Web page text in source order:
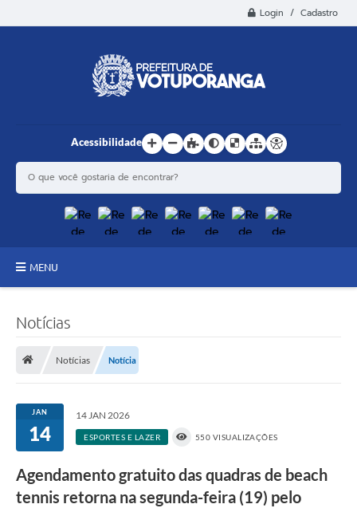
Login / Cadastro
Acessibilidade
MENU
A História
Notícias
Diário Oficial
Notícias
Notícias Notícia
JAN
14
14 JAN 2026
ESPORTES E LAZER 550 VISUALIZAÇÕES
Agendamento gratuito das quadras de beach
tennis retorna na segunda-feira (19) pelo